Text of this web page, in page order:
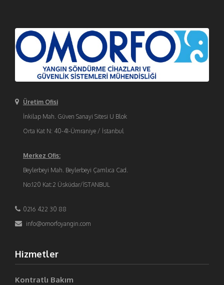
Üretim Ofisi
İnkilap Mah. Güven Sanayi Sitesi U Blok
Orta Kat N: 40-41-Ümraniye / İstanbul
Merkez Ofis:
Beylerbeyi Mah. Beylerbeyi Çamlıca Cad.
No:120 Kat:2 Üsküdar/İSTANBUL
0216 422 30 88
info@omorfoyangin.com
Hizmetler
Kontratlı Bakım